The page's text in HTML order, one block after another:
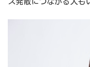
ス発散につながる人も